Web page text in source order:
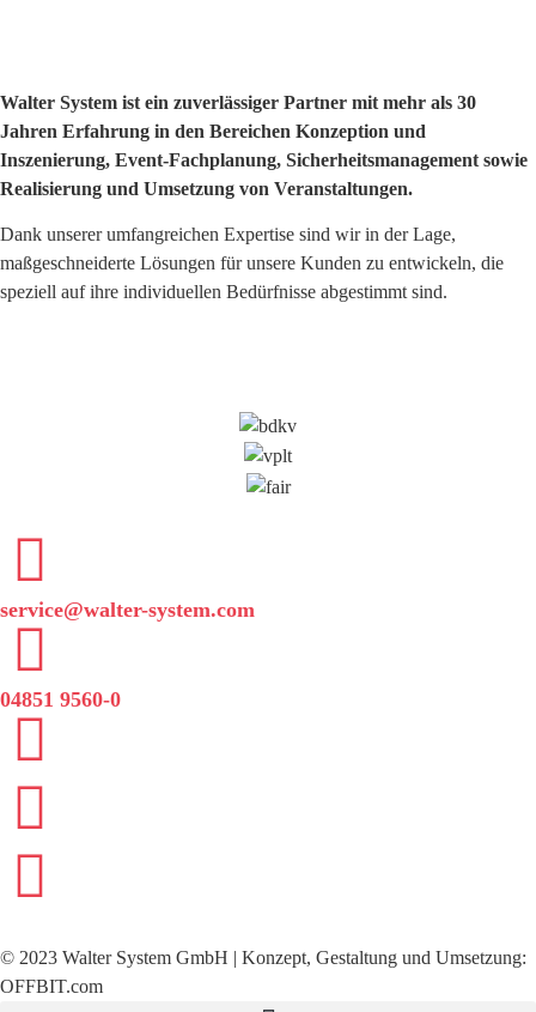
Walter System ist ein zuverlässiger Partner mit mehr als 30
Jahren Erfahrung in den Bereichen Konzeption und
Inszenierung, Event-Fachplanung, Sicherheitsmanagement sowie
Realisierung und Umsetzung von Veranstaltungen.
Dank unserer umfangreichen Expertise sind wir in der Lage,
maßgeschneiderte Lösungen für unsere Kunden zu entwickeln, die
speziell auf ihre individuellen Bedürfnisse abgestimmt sind.
service@walter-system.com
04851 9560-0
© 2023 Walter System GmbH | Konzept, Gestaltung und Umsetzung:
OFFBIT.com